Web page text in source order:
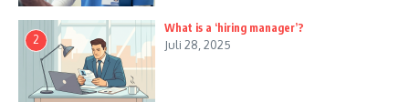
2
What is a ‘hiring manager’?
Juli 28, 2025